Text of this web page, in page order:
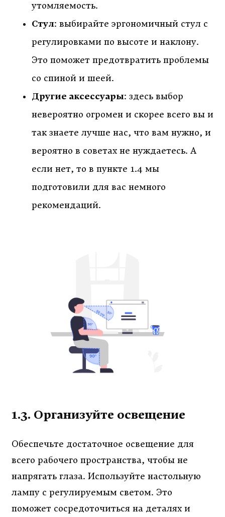
утомляемость.
Стул: выбирайте эргономичный стул с
регулировками по высоте и наклону.
Это поможет предотвратить проблемы
со спиной и шеей.
Другие аксессуары: здесь выбор
невероятно огромен и скорее всего вы и
так знаете лучше нас, что вам нужно, и
вероятно в советах не нуждаетесь. А
если нет, то в пункте 1.4 мы
подготовили для вас немного
рекомендаций.
1.3. Организуйте освещение
Обеспечьте достаточное освещение для
всего рабочего пространства, чтобы не
напрягать глаза. Используйте настольную
лампу с регулируемым светом. Это
поможет сосредоточиться на деталях и